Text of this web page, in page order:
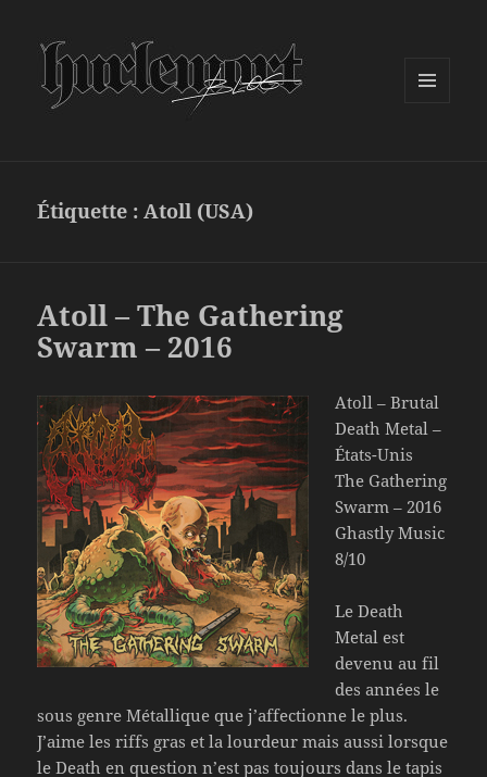
Étiquette :Atoll (USA)
Atoll – The Gathering
Swarm – 2016
Atoll – Brutal
Death Metal –
États-Unis
The Gathering
Swarm – 2016
Ghastly Music
8/10
Le Death
Metal est
devenu au fil
des années le
sous genre Métallique que j’affectionne le plus.
J’aime les riffs gras et la lourdeur mais aussi lorsque
le Death en question n’est pas toujours dans le tapis